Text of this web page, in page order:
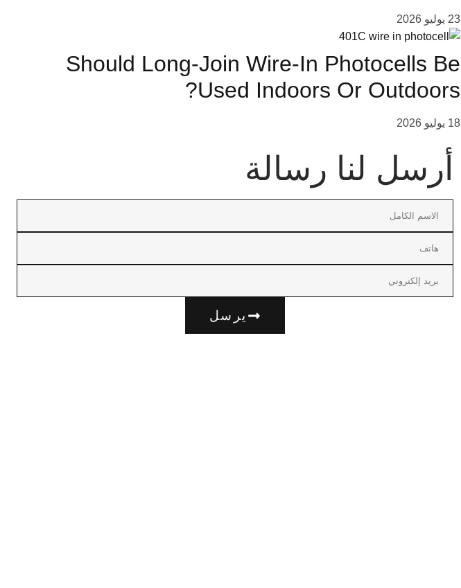
23 يوليو 2026
Should Long-Join Wire-In Photocells Be
Used Indoors Or Outdoors?
18 يوليو 2026
أرسل لنا رسالة
يرسل